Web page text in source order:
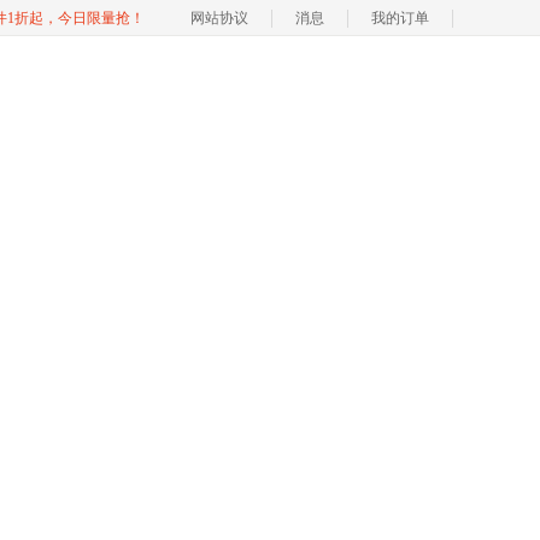
1折起，今日限量抢！ 网站协议 消息 我的订单